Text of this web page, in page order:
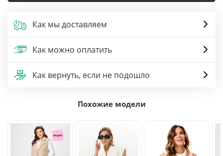
Как мы доставляем
Как можно оплатить
Как вернуть, если не подошло
Похожие модели